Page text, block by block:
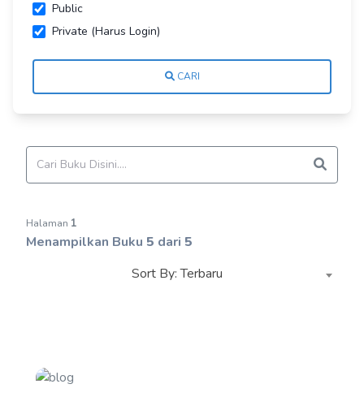
Public
Private (Harus Login)
CARI
Halaman 1
Menampilkan Buku 5 dari 5
Sort By: Terbaru